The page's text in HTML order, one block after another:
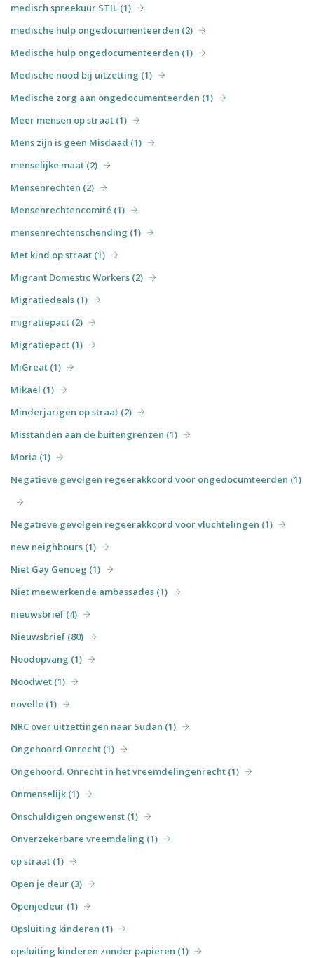
medisch spreekuur STIL (1)
medische hulp ongedocumenteerden (2)
Medische hulp ongedocumenteerden (1)
Medische nood bij uitzetting (1)
Medische zorg aan ongedocumenteerden (1)
Meer mensen op straat (1)
Mens zijn is geen Misdaad (1)
menselijke maat (2)
Mensenrechten (2)
Mensenrechtencomité (1)
mensenrechtenschending (1)
Met kind op straat (1)
Migrant Domestic Workers (2)
Migratiedeals (1)
migratiepact (2)
Migratiepact (1)
MiGreat (1)
Mikael (1)
Minderjarigen op straat (2)
Misstanden aan de buitengrenzen (1)
Moria (1)
Negatieve gevolgen regeerakkoord voor ongedocumteerden (1)
Negatieve gevolgen regeerakkoord voor vluchtelingen (1)
new neighbours (1)
Niet Gay Genoeg (1)
Niet meewerkende ambassades (1)
nieuwsbrief (4)
Nieuwsbrief (80)
Noodopvang (1)
Noodwet (1)
novelle (1)
NRC over uitzettingen naar Sudan (1)
Ongehoord Onrecht (1)
Ongehoord. Onrecht in het vreemdelingenrecht (1)
Onmenselijk (1)
Onschuldigen ongewenst (1)
Onverzekerbare vreemdeling (1)
op straat (1)
Open je deur (3)
Openjedeur (1)
Opsluiting kinderen (1)
opsluiting kinderen zonder papieren (1)